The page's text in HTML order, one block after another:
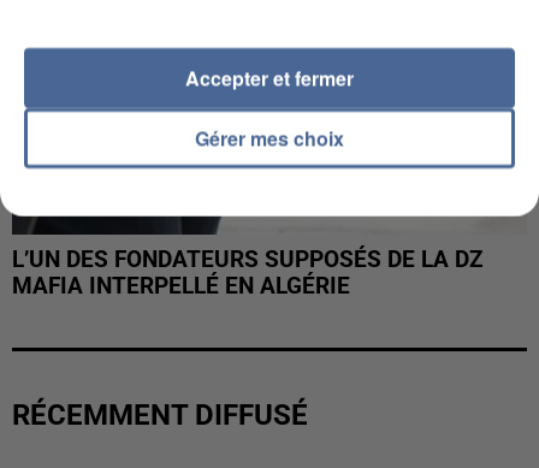
L’UN DES FONDATEURS SUPPOSÉS DE LA DZ
MAFIA INTERPELLÉ EN ALGÉRIE
RÉCEMMENT DIFFUSÉ
Gérer mes choix
Accepter et fermer